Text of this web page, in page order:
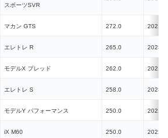
スポーツSVR
マカン GTS 272.0 2021
エレトレ R 265.0 2023
モデルX プレッド 262.0 2021
エレトレ S 258.0 2023
モデルY パフォーマンス 250.0 2021
iX M60 250.0 2022